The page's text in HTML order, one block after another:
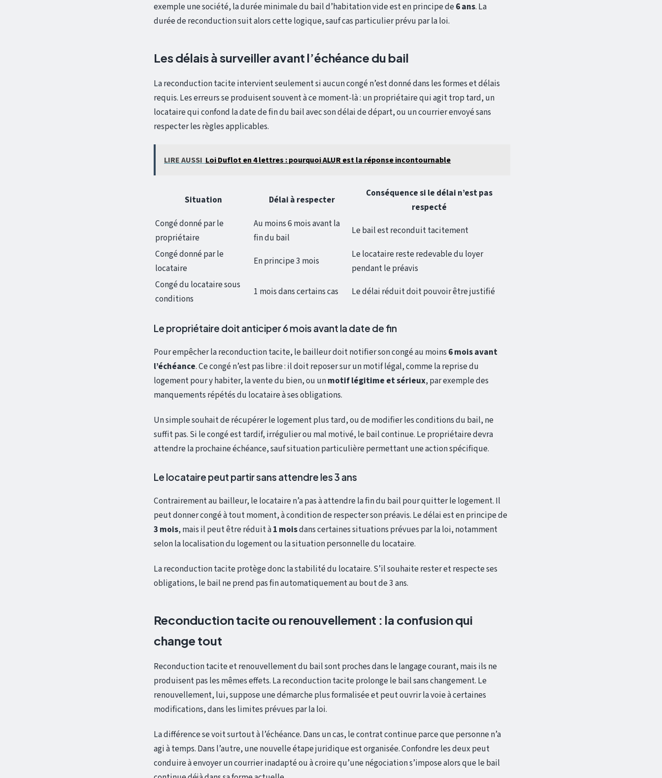
exemple une société, la durée minimale du bail d’habitation vide est en principe de6 ans. La
durée de reconduction suit alors cette logique, sauf cas particulier prévu par la loi.
Les délais à surveiller avant l’échéance du bail
La reconduction tacite intervient seulement si aucun congé n’est donné dans les formes et délais
requis. Les erreurs se produisent souvent à ce moment-là : un propriétaire qui agit trop tard, un
locataire qui confond la date de fin du bail avec son délai de départ, ou un courrier envoyé sans
respecter les règles applicables.
LIRE AUSSI Loi Duflot en 4 lettres : pourquoi ALUR est la réponse incontournable
Situation Délai à respecter
Conséquence si le délai n’est pas
respecté
Congé donné par le
propriétaire
Au moins 6 mois avant la
fin du bail
Le bail est reconduit tacitement
Congé donné par le
locataire
En principe 3 mois
Le locataire reste redevable du loyer
pendant le préavis
Congé du locataire sous
conditions
1 mois dans certains cas Le délai réduit doit pouvoir être justifié
Le propriétaire doit anticiper 6 mois avant la date de fin
Pour empêcher la reconduction tacite, le bailleur doit notifier son congé au moins 6 mois avant
l’échéance. Ce congé n’est pas libre : il doit reposer sur un motif légal, comme la reprise du
logement pour y habiter, la vente du bien, ou unmotif légitime et sérieux, par exemple des
manquements répétés du locataire à ses obligations.
Un simple souhait de récupérer le logement plus tard, ou de modifier les conditions du bail, ne
suffit pas. Si le congé est tardif, irrégulier ou mal motivé, le bail continue. Le propriétaire devra
attendre la prochaine échéance, sauf situation particulière permettant une action spécifique.
Le locataire peut partir sans attendre les 3 ans
Contrairement au bailleur, le locataire n’a pas à attendre la fin du bail pour quitter le logement. Il
peut donner congé à tout moment, à condition de respecter son préavis. Le délai est en principe de
3 mois, mais il peut être réduit à1 moisdans certaines situations prévues par la loi, notamment
selon la localisation du logement ou la situation personnelle du locataire.
La reconduction tacite protège donc la stabilité du locataire. S’il souhaite rester et respecte ses
obligations, le bail ne prend pas fin automatiquement au bout de 3 ans.
Reconduction tacite ou renouvellement : la confusion qui
change tout
Reconduction tacite et renouvellement du bail sont proches dans le langage courant, mais ils ne
produisent pas les mêmes effets. La reconduction tacite prolonge le bail sans changement. Le
renouvellement, lui, suppose une démarche plus formalisée et peut ouvrir la voie à certaines
modifications, dans les limites prévues par la loi.
La différence se voit surtout à l’échéance. Dans un cas, le contrat continue parce que personne n’a
agi à temps. Dans l’autre, une nouvelle étape juridique est organisée. Confondre les deux peut
conduire à envoyer un courrier inadapté ou à croire qu’une négociation s’impose alors que le bail